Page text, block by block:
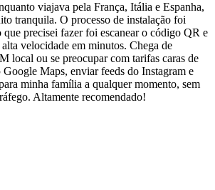
viajava pela França, Itália e Espanha,
tranquila. O processo de instalação foi
precisei fazer foi escanear o código QR e
velocidade em minutos. Chega de
local ou se preocupar com tarifas caras de
Google Maps, enviar feeds do Instagram e
minha família a qualquer momento, sem
Altamente recomendado!